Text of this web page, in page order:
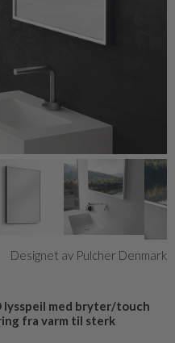
Designet av Pulcher Denmark
lysspeil med bryter/touch
fra varm til sterk